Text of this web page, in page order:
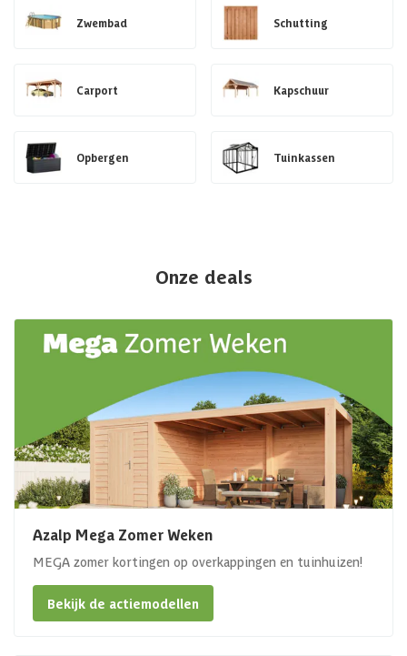
Zwembad Schutting
Carport Kapschuur
Opbergen Tuinkassen
Onze deals
Azalp Mega Zomer Weken
MEGA zomer kortingen op overkappingen en tuinhuizen!
Bekijk de actiemodellen